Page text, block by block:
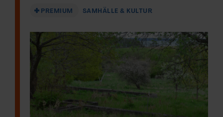
PREMIUM SAMHÄLLE & KULTUR